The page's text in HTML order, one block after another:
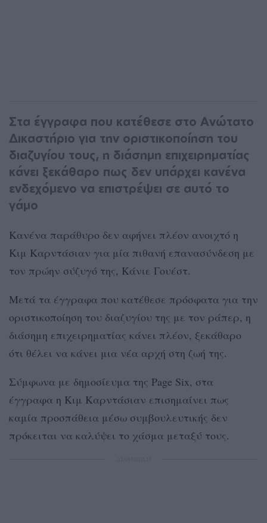
Στα έγγραφα που κατέθεσε στο Ανώτατο
Δικαστήριο για την οριστικοποίηση του
διαζυγίου τους, η διάσημη επιχειρηματίας
κάνει ξεκάθαρο πως δεν υπάρχει κανένα
ενδεχόμενο να επιστρέψει σε αυτό το
γάμο
Κανένα παράθυρο δεν αφήνει πλέον ανοιχτό η
Κιμ Καρντάσιαν για μία πιθανή επανασύνδεση με
τον πρώην σύζυγό της, Κάνιε Γουέστ.
Μετά τα έγγραφα που κατέθεσε πρόσφατα για την
οριστικοποίηση του διαζυγίου της με τον ράπερ, η
διάσημη επιχειρηματίας κάνει πλέον, ξεκάθαρο
ότι θέλει να κάνει μια νέα αρχή στη ζωή της.
Σύμφωνα με δημοσίευμα της Page Six, στα
έγγραφα η Κιμ Καρντάσιαν επισημαίνει πως
καμία προσπάθεια μέσω συμβουλευτικής δεν
πρόκειται να καλύψει το χάσμα μεταξύ τους.